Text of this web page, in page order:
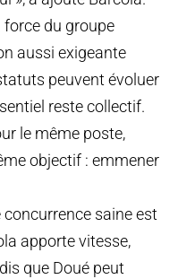
du groupe
aussi exigeante
peuvent évoluer
reste collectif.
le même poste,
objectif : emmener
saine est
apporte vitesse,
que Doué peut